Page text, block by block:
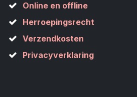
Online en offline
Herroepingsrecht
Verzendkosten
Privacyverklaring